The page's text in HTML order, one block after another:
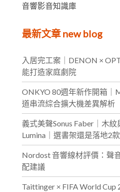
音響影音知識庫
最新文章 new blog
入居完工案｜DENON ×
能打造家庭劇院
ONKYO 80週年新作開箱｜
道串流綜合擴大機差異解析
義式美聲Sonus Faber｜木
Lumina｜選書架還是落地2
Nordost 音響線材評價：聲
配建議
Taittinger × FIFA World